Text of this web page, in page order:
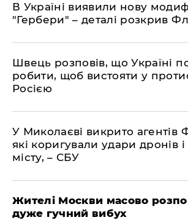
В Україні виявили нову
"Гербери" – деталі розкрив
Швець розповів, що Україні
робити, щоб вистояти у
Росією
У Миколаєві викрито агентів
які коригували удари дронів
місту, – СБУ
Жителі Москви масово
дуже гучний вибух